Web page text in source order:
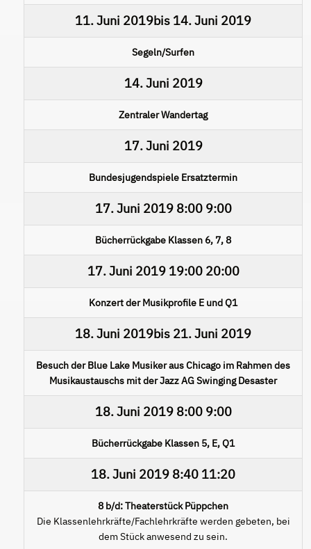
11. Juni 2019bis 14. Juni 2019
Segeln/Surfen
14. Juni 2019
Zentraler Wandertag
17. Juni 2019
Bundesjugendspiele Ersatztermin
17. Juni 20198:00 9:00
Bücherrückgabe Klassen 6, 7, 8
17. Juni 201919:00 20:00
Konzert der Musikprofile E und Q1
18. Juni 2019bis 21. Juni 2019
Besuch der Blue Lake Musiker aus Chicago im Rahmen des
Musikaustauschs mit der Jazz AG Swinging Desaster
18. Juni 20198:00 9:00
Bücherrückgabe Klassen 5, E, Q1
18. Juni 2019 8:40 11:20
8 b/d: Theaterstück Püppchen
Die Klassenlehrkräfte/Fachlehrkräfte werden gebeten, bei
dem Stück anwesend zu sein.